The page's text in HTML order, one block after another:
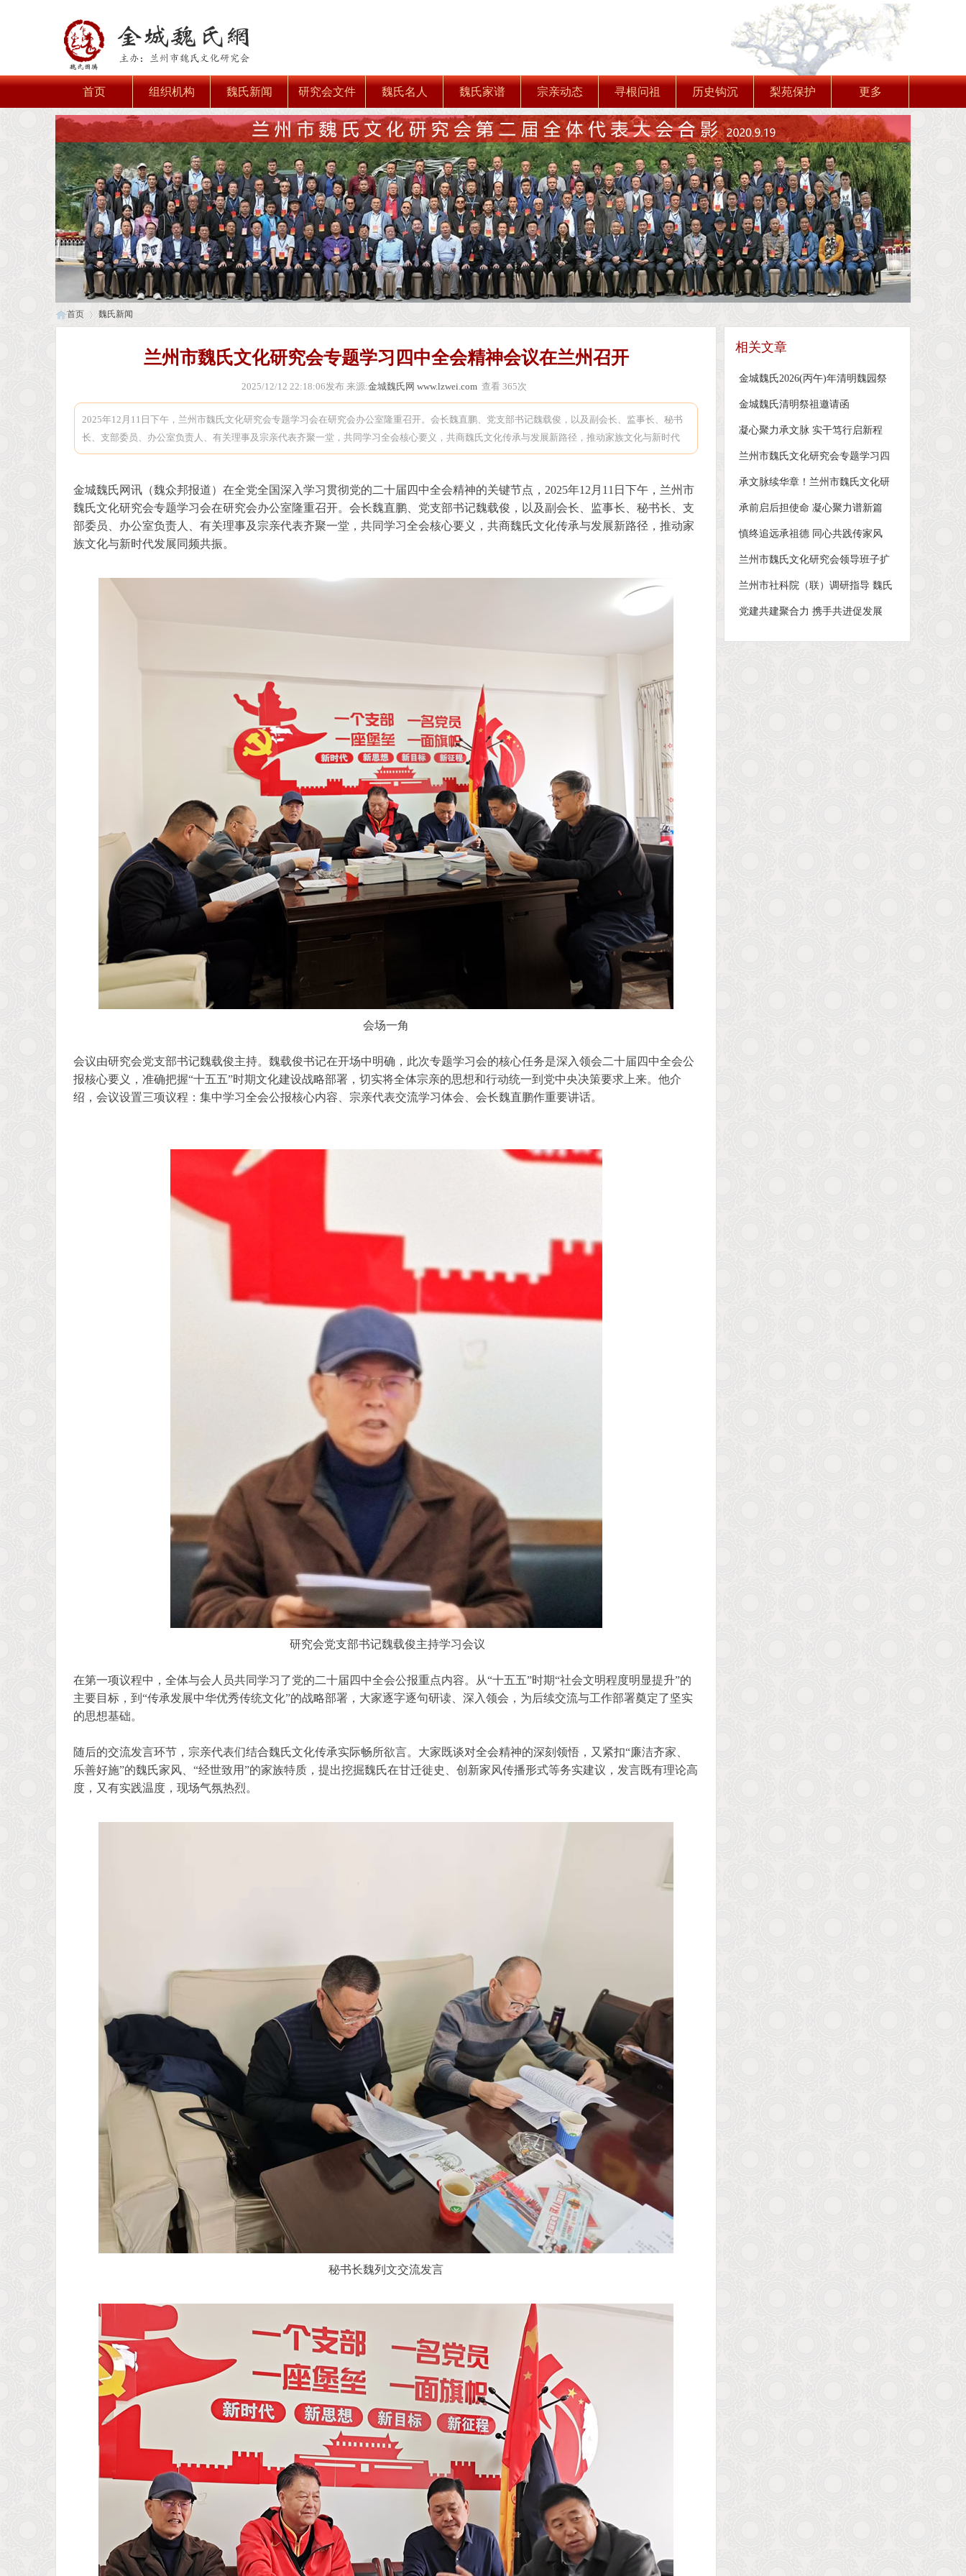
首页 组织机构 魏氏新闻 研究会文件 魏氏名人 魏氏家谱 宗亲动态 寻根问祖 历史钩沉 梨苑保护 更多
首页 魏氏新闻
兰州市魏氏文化研究会专题学习四中全会精神会议在兰州召开
2025/12/12 22:18:06发布 来源:金城魏氏网 www.lzwei.com查看 365次
2025年12月11日下午，兰州市魏氏文化研究会专题学习会在研究会办公室隆重召开。会长魏直鹏、党支部书记魏载俊，以及副会长、监事长、秘书
长、支部委员、办公室负责人、有关理事及宗亲代表齐聚一堂，共同学习全会核心要义，共商魏氏文化传承与发展新路径，推动家族文化与新时代
金城魏氏网讯（魏众邦报道）在全党全国深入学习贯彻党的二十届四中全会精神的关键节点，2025年12月11日下午，兰州市
魏氏文化研究会专题学习会在研究会办公室隆重召开。会长魏直鹏、党支部书记魏载俊，以及副会长、监事长、秘书长、支
部委员、办公室负责人、有关理事及宗亲代表齐聚一堂，共同学习全会核心要义，共商魏氏文化传承与发展新路径，推动家
族文化与新时代发展同频共振。
会场一角
会议由研究会党支部书记魏载俊主持。魏载俊书记在开场中明确，此次专题学习会的核心任务是深入领会二十届四中全会公
报核心要义，准确把握“十五五”时期文化建设战略部署，切实将全体宗亲的思想和行动统一到党中央决策要求上来。他介
绍，会议设置三项议程：集中学习全会公报核心内容、宗亲代表交流学习体会、会长魏直鹏作重要讲话。
研究会党支部书记魏载俊主持学习会议
在第一项议程中，全体与会人员共同学习了党的二十届四中全会公报重点内容。从“十五五”时期“社会文明程度明显提升”的
主要目标，到“传承发展中华优秀传统文化”的战略部署，大家逐字逐句研读、深入领会，为后续交流与工作部署奠定了坚实
的思想基础。
随后的交流发言环节，宗亲代表们结合魏氏文化传承实际畅所欲言。大家既谈对全会精神的深刻领悟，又紧扣“廉洁齐家、
乐善好施”的魏氏家风、“经世致用”的家族特质，提出挖掘魏氏在甘迁徙史、创新家风传播形式等务实建议，发言既有理论高
度，又有实践温度，现场气氛热烈。
秘书长魏列文交流发言
相关文章
金城魏氏2026(丙午)年清明魏园祭
祀先祖活动 兰州市魏氏文化研会长
金城魏氏清明祭祖邀请函
凝心聚力承文脉 实干笃行启新程
——兰州市魏氏文化研究会第三届
会圆满举行
兰州市魏氏文化研究会专题学习四
中全会精神会议在兰州召开
承文脉续华章！兰州市魏氏文化研
究会第三届会员代表大会暨换届大
承前启后担使命 凝心聚力谱新篇
——兰州市魏氏文化研究会第二届
导小组会议圆满召开
慎终追远承祖德 同心共践传家风
——金城魏氏2025（乙巳）年中元
兰州市魏氏文化研究会领导班子扩
大会议在魏园召开 专题研究部署换
兰州市社科院（联）调研指导 魏氏
文化研究会工作
党建共建聚合力 携手共进促发展